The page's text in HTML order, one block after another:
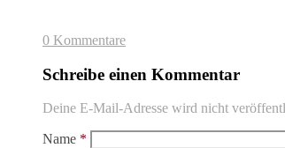
0 Kommentare
Schreibe einen Kommentar
Deine E-Mail-Adresse wird nicht
Name *